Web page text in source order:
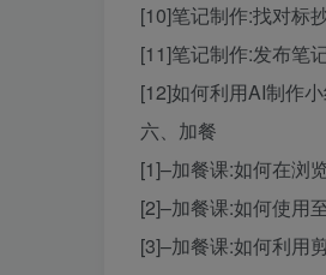
[10]笔记制作:找对标
[11]笔记制作:发布笔
[12]如何利用AI制作
六、加餐
[1]–加餐课:如何在浏
[2]–加餐课:如何使用
[3]–加餐课:如何利用